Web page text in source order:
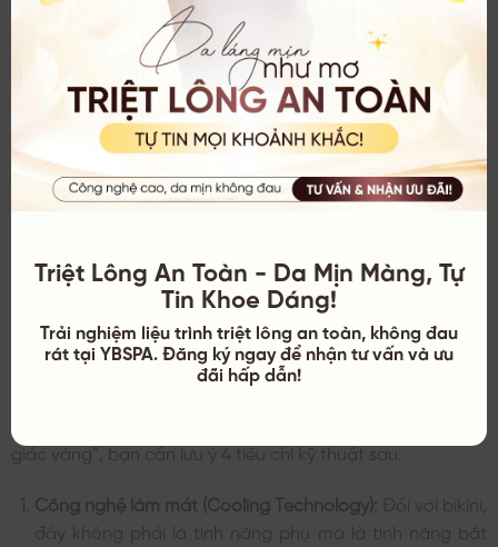
IPL (Tiêu
chuẩn Anh)
5 mức năng
lượng tùy chỉnh
200.000
Lescolton
Sapphire
IPL + Đầu
lạnh
Giá thành hợp lý,
có làm mát
400.000
Bên cạnh các thiết bị cá nhân, nhiều người
cũng quan tâm đến
hiệu quả lâu dài giữa triệt tại nhà và tại
Tiêu chí khi chọn máy triệt lông Bikini tại nhà
giác vàng”, bạn cần lưu ý 4 tiêu chí kỹ thuật sau:
Công nghệ làm mát (Cooling Technology): Đối với bikini,
đây không phải là tính năng phụ mà là tính năng bắt
Triệt Lông An Toàn - Da Mịn Màng, Tự
Tin Khoe Dáng!
Trải nghiệm liệu trình triệt lông an toàn, không đau
rát tại YBSPA. Đăng ký ngay để nhận tư vấn và ưu
đãi hấp dẫn!